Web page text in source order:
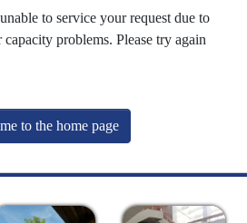
to service your request due to
problems. Please try again
to the home page